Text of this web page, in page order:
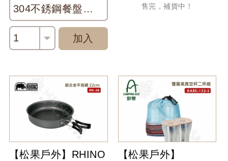
304不銹鋼餐盤組5入盤
1 加入
售完，補貨中！
【松果戶外】RHINO
【松果戶外】